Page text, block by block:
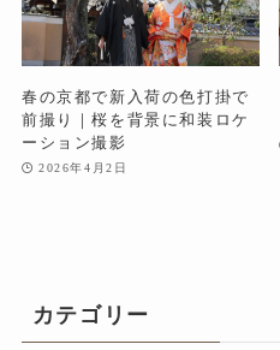
春の京都で新入荷の色打掛で
前撮り｜桜を背景に和装ロケ
ーション撮影
2026年4月2日
カテゴリー